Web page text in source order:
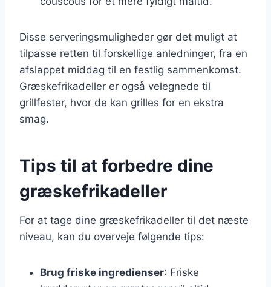
Disse serveringsmuligheder gør det muligt at
tilpasse retten til forskellige anledninger, fra en
afslappet middag til en festlig sammenkomst.
Græskefrikadeller er også velegnede til
grillfester, hvor de kan grilles for en ekstra
smag.
Tips til at forbedre dine
græskefrikadeller
For at tage dine græskefrikadeller til det næste
niveau, kan du overveje følgende tips:
Brug friske ingredienser: Friske